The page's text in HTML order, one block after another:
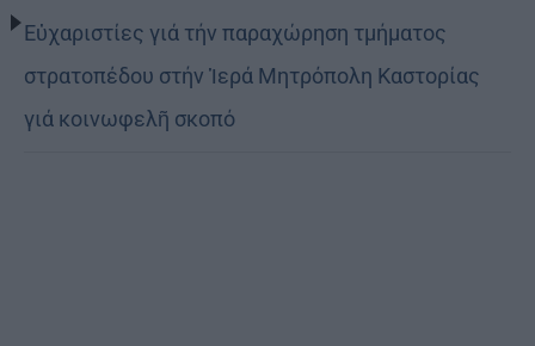
Εὐχαριστίες γιά τήν παραχώρηση τμήματος
στρατοπέδου στήν Ἱερά Μητρόπολη Καστορίας
γιά κοινωφελῆ σκοπό